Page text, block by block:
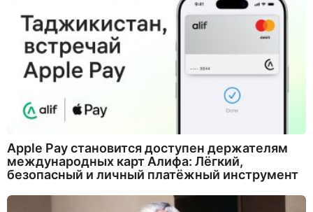
Apple Pay становится доступен держателям
международных карт Алифа: Лёгкий,
безопасный и личный платёжный инструмент